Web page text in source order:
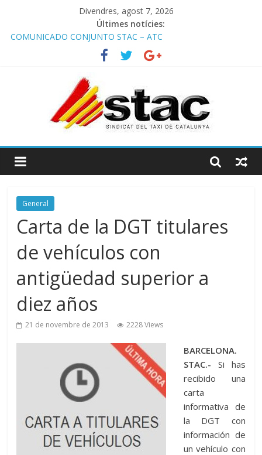
Divendres, agost 7, 2026
Últimes notícies:
COMUNICADO CONJUNTO STAC – ATC
Comunicado STAC/ ATC de la reunión con los Mossos d
‘Esquadra del aeropuerto de Barcelona.
Programa de Radio TAXI LIBRE 29.07.2026 en COOLTURA FM.
STAC/ATC SOLICITAN TAULA TÈCNICA PARA MEJORAR LA
OPERATIVA DE ENTRADA EN EL PUERTO DE BARCELONA.
Programa de Radio TAXI LIBRE 22.07.2026 en COOLTURA FM.
General
Carta de la DGT titulares
de vehículos con
antigüedad superior a
diez años
21 de novembre de 2013 2228 Views
BARCELONA.
STAC.- Si has
recibido una
carta
informativa de
la DGT con
información de
un vehículo con